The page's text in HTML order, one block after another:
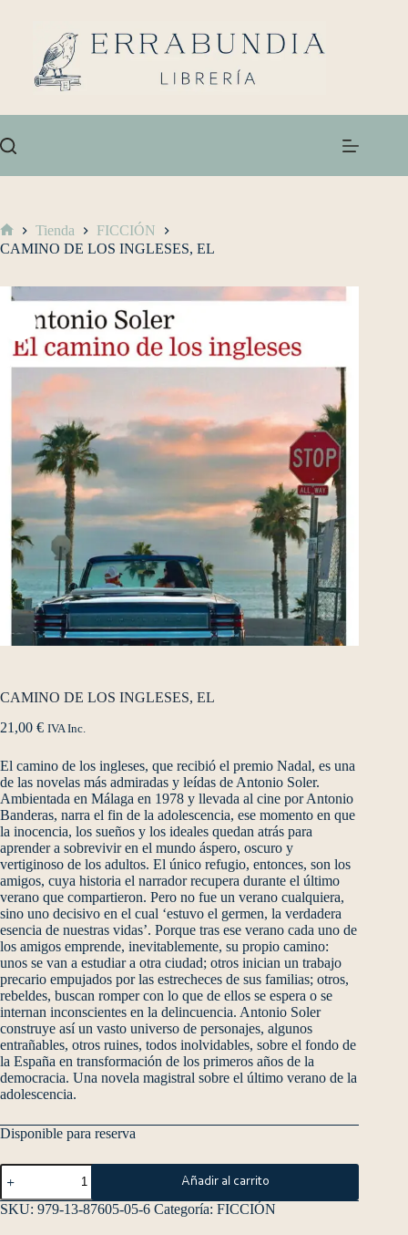
Tienda
FICCIÓN
CAMINO DE LOS INGLESES, EL
CAMINO DE LOS INGLESES, EL
21,00 € IVA Inc.
El camino de los ingleses, que recibió el premio Nadal, es una
de las novelas más admiradas y leídas de Antonio Soler.
Ambientada en Málaga en 1978 y llevada al cine por Antonio
Banderas, narra el fin de la adolescencia, ese momento en que
la inocencia, los sueños y los ideales quedan atrás para
aprender a sobrevivir en el mundo áspero, oscuro y
vertiginoso de los adultos. El único refugio, entonces, son los
amigos, cuya historia el narrador recupera durante el último
verano que compartieron. Pero no fue un verano cualquiera,
sino uno decisivo en el cual ‘estuvo el germen, la verdadera
esencia de nuestras vidas’. Porque tras ese verano cada uno de
los amigos emprende, inevitablemente, su propio camino:
unos se van a estudiar a otra ciudad; otros inician un trabajo
precario empujados por las estrecheces de sus familias; otros,
rebeldes, buscan romper con lo que de ellos se espera o se
internan inconscientes en la delincuencia. Antonio Soler
construye así un vasto universo de personajes, algunos
entrañables, otros ruines, todos inolvidables, sobre el fondo de
la España en transformación de los primeros años de la
democracia. Una novela magistral sobre el último verano de la
adolescencia.
Disponible para reserva
Añadir al carrito
SKU: 979-13-87605-05-6 Categoría: FICCIÓN